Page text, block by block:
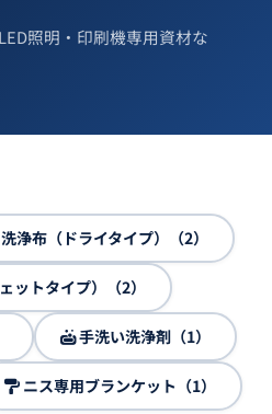
照明・印刷機専用資材な
洗浄布（ドライタイプ）（2）
ットタイプ）（2）
手洗い洗浄剤（1）
ニス専用ブランケット（1）